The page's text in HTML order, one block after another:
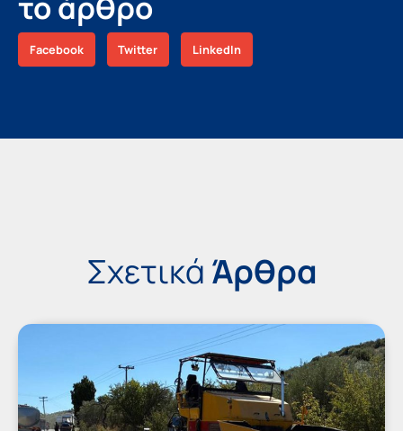
Facebook Twitter LinkedIn
Σχετικά Άρθρα